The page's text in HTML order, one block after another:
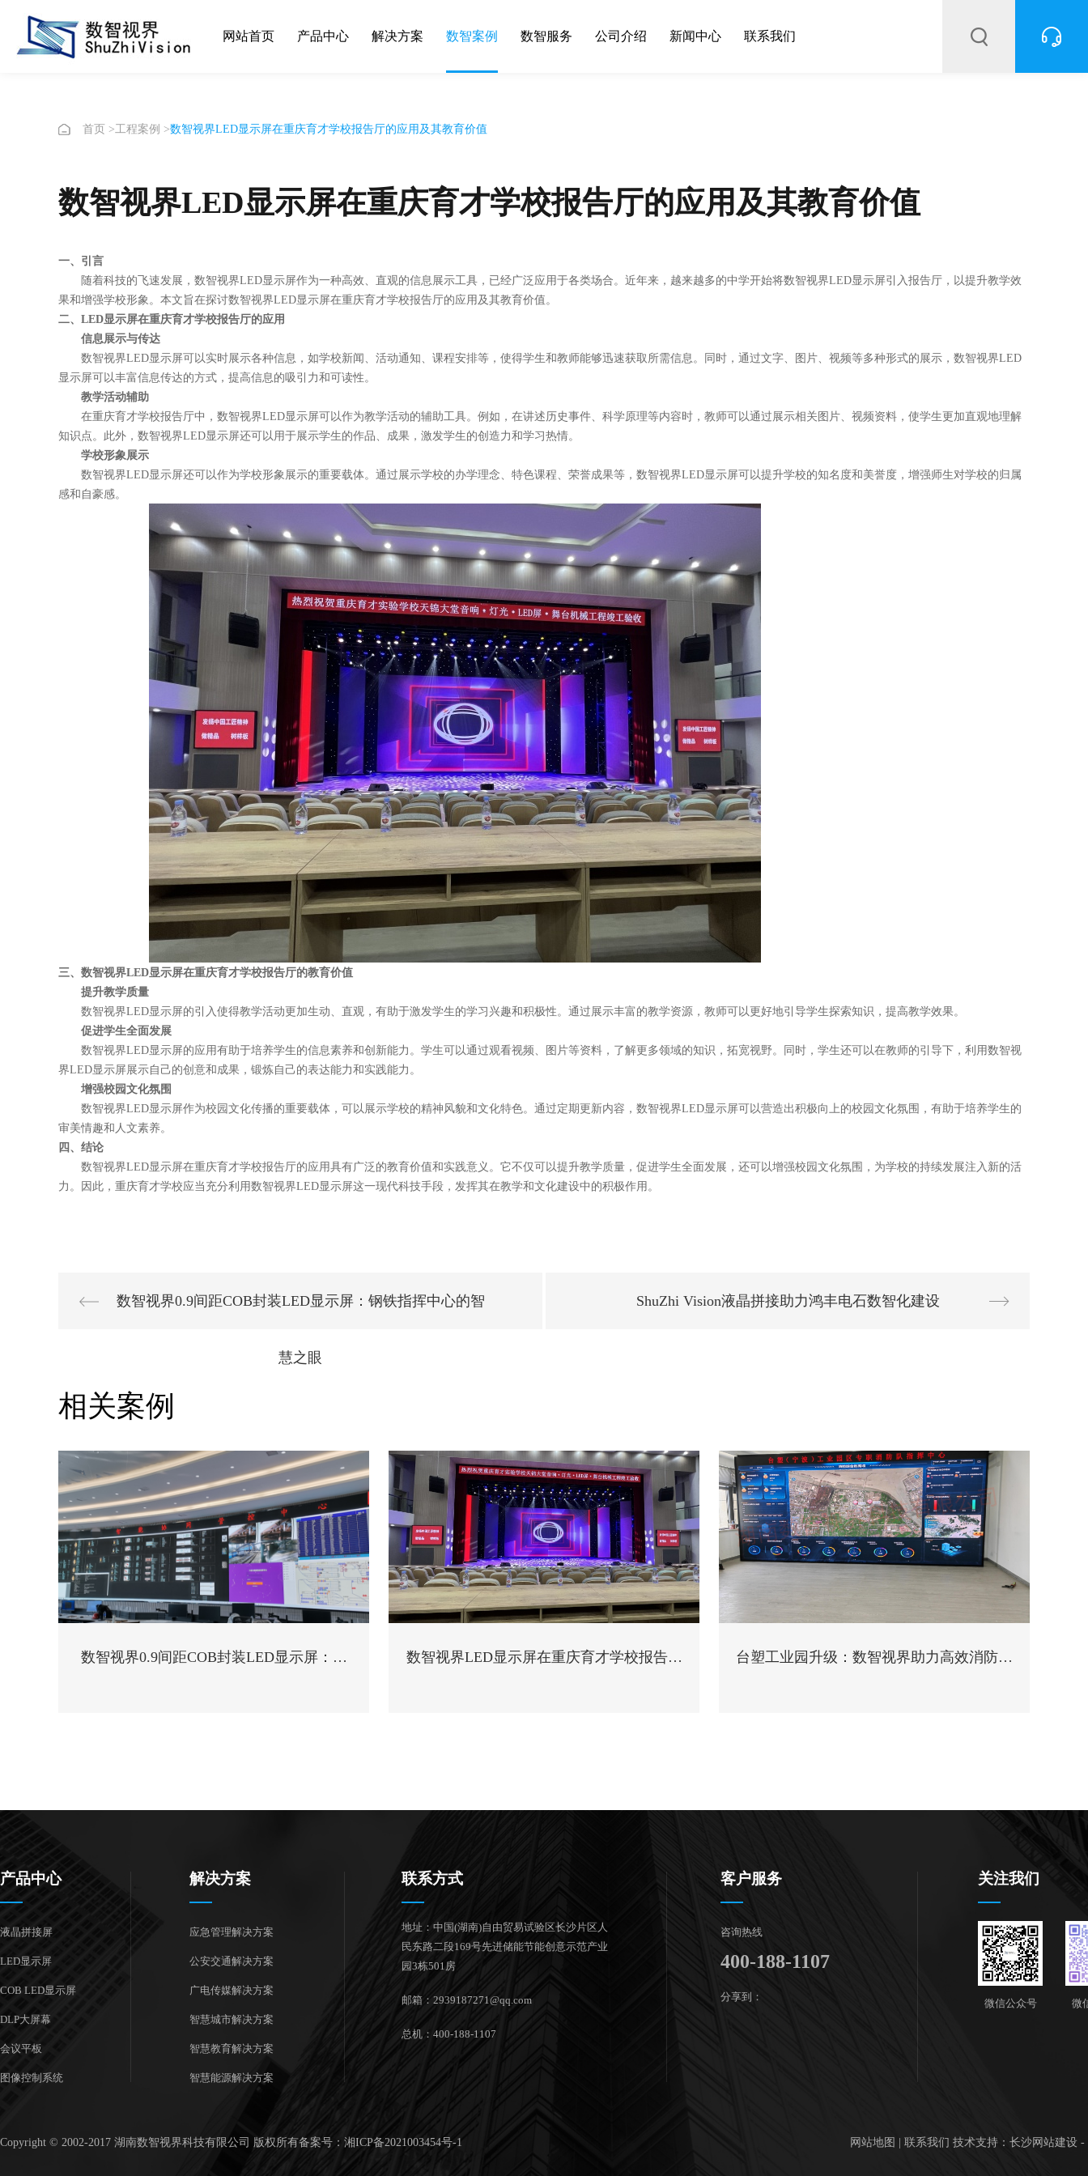
网站首页 产品中心 解决方案 数智案例 数智服务 公司介绍 新闻中心 联系我们
首页 >工程案例 >数智视界LED显示屏在重庆育才学校报告厅的应用及其教育价值
数智视界LED显示屏在重庆育才学校报告厅的应用及其教育价值
一、引言
随着科技的飞速发展， 数智视界LED显示屏作为一种高效、直观的信息展示工具，已经广泛应用于各类场合。近年来，越来越多的中学开始将数智视界LED显示屏引入报告厅，以提升教学效
果和增强学校形象。本文旨在探讨数智视界LED显示屏在重庆育才学校报告厅的应用及其教育价值。
二、 LED显示屏在重庆育才学校报告厅的应用
信息展示与传达
数智视界LED显示屏可以实时展示各种信息，如学校新闻、活动通知、课程安排等，使得学生和教师能够迅速获取所需信息。同时，通过文字、图片、视频等多种形式的展示， 数智视界LED
显示屏可以丰富信息传达的方式，提高信息的吸引力和可读性。
教学活动辅助
在重庆育才学校报告厅中， 数智视界LED显示屏可以作为教学活动的辅助工具。例如，在讲述历史事件、科学原理等内容时，教师可以通过展示相关图片、视频资料，使学生更加直观地理解
知识点。此外， 数智视界LED显示屏还可以用于展示学生的作品、成果，激发学生的创造力和学习热情。
学校形象展示
数智视界LED显示屏还可以作为学校形象展示的重要载体。通过展示学校的办学理念、特色课程、荣誉成果等， 数智视界LED显示屏可以提升学校的知名度和美誉度，增强师生对学校的归属
感和自豪感。
三、 数智视界LED显示屏在重庆育才学校报告厅的教育价值
提升教学质量
数智视界LED显示屏的引入使得教学活动更加生动、直观，有助于激发学生的学习兴趣和积极性。通过展示丰富的教学资源，教师可以更好地引导学生探索知识，提高教学效果。
促进学生全面发展
数智视界LED显示屏的应用有助于培养学生的信息素养和创新能力。学生可以通过观看视频、图片等资料，了解更多领域的知识，拓宽视野。同时，学生还可以在教师的引导下，利用数智视
界LED显示屏展示自己的创意和成果，锻炼自己的表达能力和实践能力。
增强校园文化氛围
数智视界LED显示屏作为校园文化传播的重要载体，可以展示学校的精神风貌和文化特色。通过定期更新内容， 数智视界LED显示屏可以营造出积极向上的校园文化氛围，有助于培养学生的
审美情趣和人文素养。
四、结论
数智视界LED显示屏在重庆育才学校报告厅的应用具有广泛的教育价值和实践意义。它不仅可以提升教学质量，促进学生全面发展，还可以增强校园文化氛围，为学校的持续发展注入新的活
力。因此，重庆育才学校应当充分利用数智视界LED显示屏这一现代科技手段，发挥其在教学和文化建设中的积极作用。
数智视界0.9间距COB封装LED显示屏：钢铁指挥中心的智
慧之眼
ShuZhi Vision液晶拼接助力鸿丰电石数智化建设
相关案例
数智视界0.9间距COB封装LED显示屏：钢
数智视界LED显示屏在重庆育才学校报告厅
台塑工业园升级：数智视界助力高效消防监
产品中心
液晶拼接屏
LED显示屏
COB LED显示屏
DLP大屏幕
会议平板
图像控制系统
解决方案
应急管理解决方案
公安交通解决方案
广电传媒解决方案
智慧城市解决方案
智慧教育解决方案
智慧能源解决方案
联系方式
地址：中国(湖南)自由贸易试验区长沙片区人
民东路二段169号先进储能节能创意示范产业
园3栋501房
邮箱：2939187271@qq.com
总机：400-188-1107
客户服务
咨询热线
400-188-1107
分享到：
关注我们
微信公众号 微
Copyright © 2002-2017 湖南数智视界科技有限公司 版权所有备案号：湘ICP备2021003454号-1 网站地图 联系我们 技术支持： 长沙网站建设 -